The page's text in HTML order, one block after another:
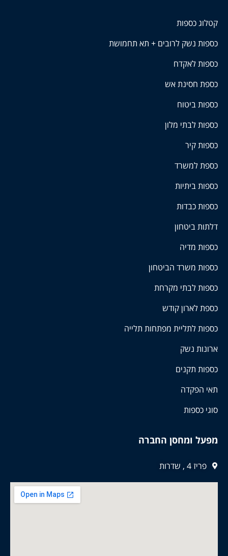
קטלוג כספות
כספות נשק לרובים + תא תחמושת
כספות לאקדח
כספת חסינת אש
כספות ביטוח
כספות לבתי מלון
כספות קיר
כספת למשרד
כספות ביתיות
כספות כבדות
דלתות ביטחון
כספות מדיה
כספות משרד הביטחון
כספות לבתי מקרחת
כספת לארון קודש
כספות לתליית מפתחות תלייה
ארונות נשק
כספות תקנים
תאי הפקדה
סוגי כספות
מפעל ומחסן החברה
פריז 4 , שדרות